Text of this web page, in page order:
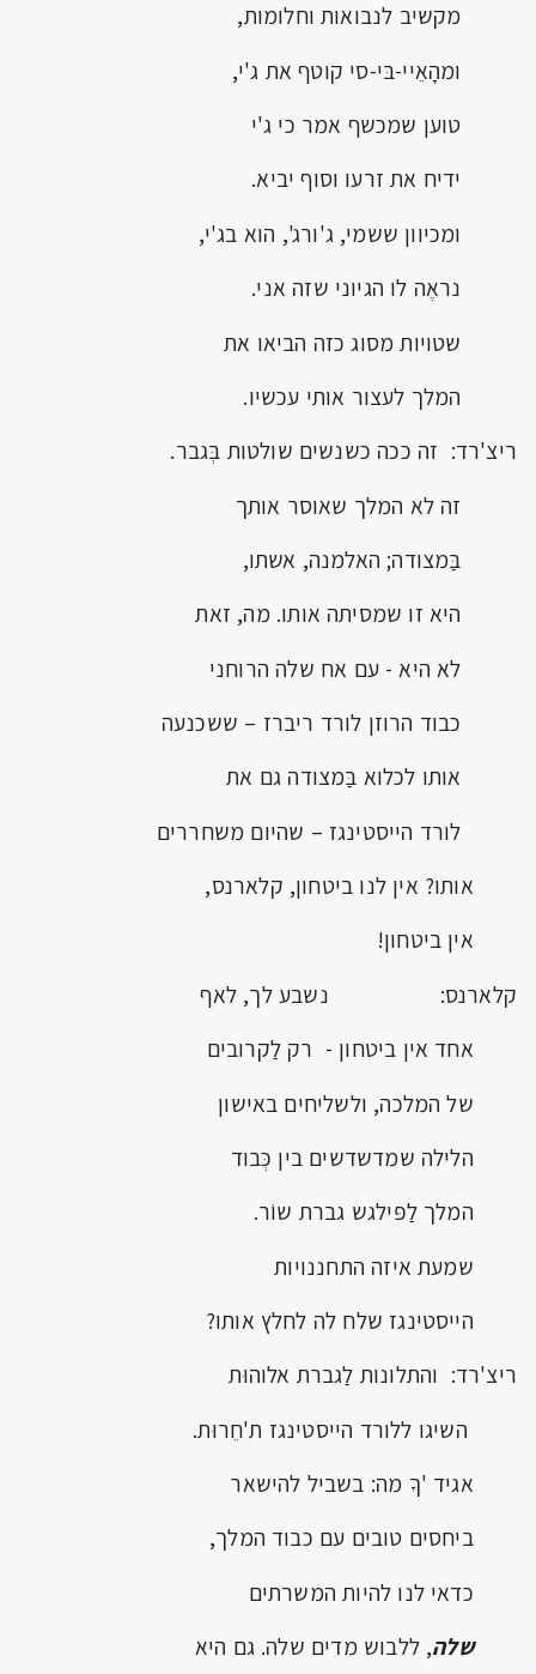
מקשיב לנבואות וחלומות,
ומהָאֵיי-בּי-סי קוטף את ג'י,
טוען שמכשף אמר כי ג'י
ידיח את זרעו וסוף יביא.
ומכיוון ששמי, ג'ורג', הוא בג'י,
נראֶה לו הגיוני שזה אני.
שטויות מסוג כזה הביאו את
המלך לעצור אותי עכשיו.
ריצ'רד: זה ככה כשנשים שולטות בְּגבר.
זה לא המלך שאוסר אותך
בַּמצודה; האלמנה, אשתו,
היא זו שמסיתה אותו. מה, זאת
לא היא - עם אח שלה הרוחני
כבוד הרוזן לורד ריברז – ששכנעה
אותו לכלוא בַּמצודה גם את
לורד הייסטינגז – שהיום משחררים
אותו? אין לנו ביטחון, קלארנס,
אין ביטחון!
קלארנס: נשבע לך, לאף
אחד אין ביטחון - רק לַקרובים
של המלכה, ולשליחים באישון
הלילה שמדשדשים בין כְּבוד
המלך לַפּילגש גברת שוֹר.
שמעת איזה התחננויות
הייסטינגז שלח לה לחלץ אותו?
ריצ'רד: והתלונות לַגברת אלוהוּת
השיגו ללורד הייסטינגז ת'חֵרוּת.
אגיד 'ךָ מה: בשביל להישאר
ביחסים טובים עם כבוד המלך,
כדאי לנו להיות המשרתים
שלה, ללבוש מדים שלה. גם היא